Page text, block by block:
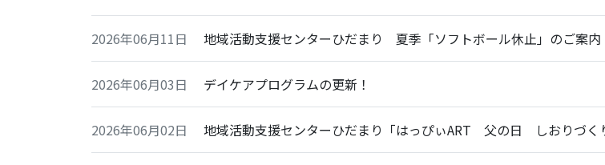
2026年06月11日 地域活動支援センターひだまり 夏季「ソフトボール休止」のご案内
2026年06月03日 デイケアプログラムの更新！
2026年06月02日 地域活動支援センターひだまり「はっぴぃART 父の日 しおりづく